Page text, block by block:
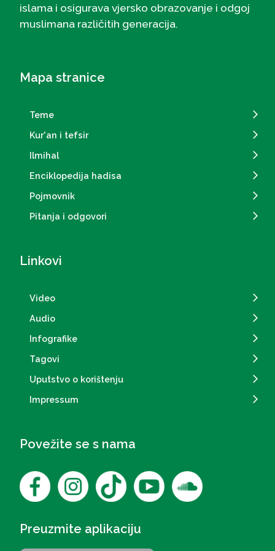
islama i osigurava vjersko obrazovanje i odgoj
muslimana različitih generacija.
Mapa stranice
Teme
Kur'an i tefsir
Ilmihal
Enciklopedija hadisa
Pojmovnik
Pitanja i odgovori
Linkovi
Video
Audio
Infografike
Tagovi
Uputstvo o korištenju
Impressum
Povežite se s nama
Preuzmite aplikaciju